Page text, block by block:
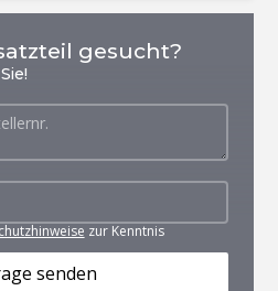
gesucht?
zur Kenntnis
senden